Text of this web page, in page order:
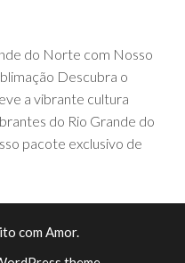
do Norte com Nosso
Descubra o
a vibrante cultura
do Rio Grande do
pacote exclusivo de
com Amor.